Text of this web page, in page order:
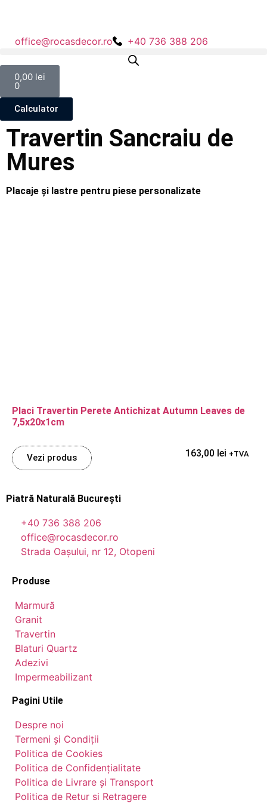
office@rocasdecor.ro +40 736 388 206
0,00 lei
0
Calculator
Travertin Sancraiu de
Mures
Placaje și lastre pentru piese personalizate
Placi Travertin Perete Antichizat Autumn Leaves de
7,5x20x1cm
Vezi produs 163,00 lei +TVA
Piatră Naturală București
+40 736 388 206
office@rocasdecor.ro
Strada Oașului, nr 12, Otopeni
Produse
Marmură
Granit
Travertin
Blaturi Quartz
Adezivi
Impermeabilizant
Pagini Utile
Despre noi
Termeni și Condiții
Politica de Cookies
Politica de Confidențialitate
Politica de Livrare și Transport
Politica de Retur si Retragere